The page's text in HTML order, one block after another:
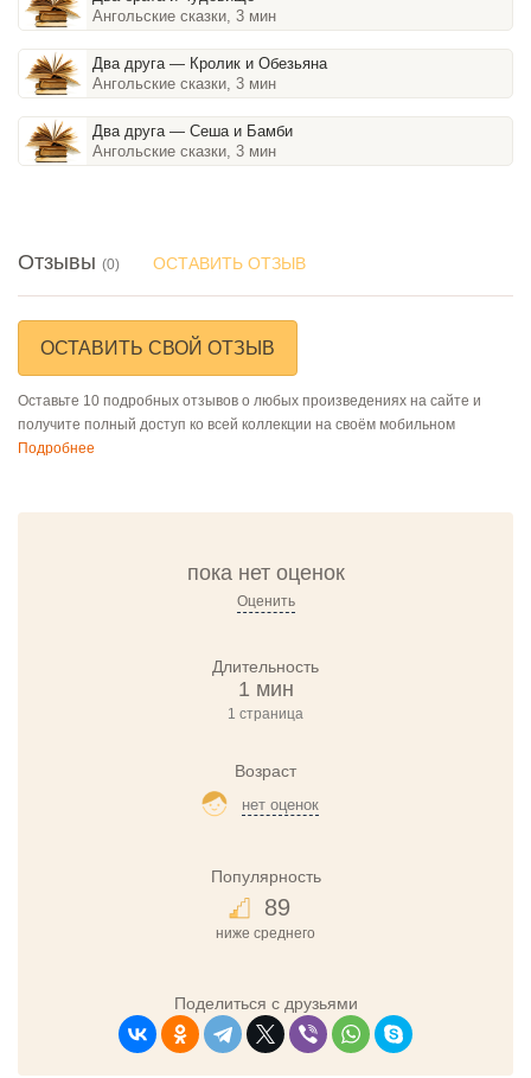
Ангольские сказки, 3 мин
Два друга — Кролик и Обезьяна
Ангольские сказки, 3 мин
Два друга — Сеша и Бамби
Ангольские сказки, 3 мин
Отзывы (0) ОСТАВИТЬ ОТЗЫВ
ОСТАВИТЬ СВОЙ ОТЗЫВ
Оставьте 10 подробных отзывов о любых произведениях на сайте и
получите полный доступ ко всей коллекции на своём мобильном
Подробнее
пока нет оценок
Оценить
Длительность
1 мин
1 страница
Возраст
нет оценок
Популярность
89
ниже среднего
Поделиться с друзьями